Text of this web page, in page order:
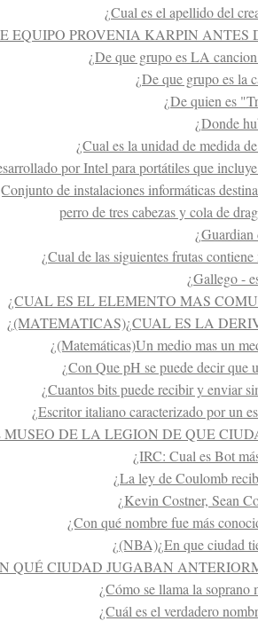
¿Cual es el apellido del
EQUIPO PROVENIA KARPIN
¿De que grupo es LA
¿De que grupo es la
¿De quien es
¿Donde
¿Cual es la unidad de medida
por Intel para portátiles que
de instalaciones informáticas
perro de tres cabezas y cola de
¿Guardian
¿Cual de las siguientes frutas
¿Gallego -
¿CUAL ES EL ELEMENTO MAS
¿(MATEMATICAS)¿CUAL ES LA
¿(Matemáticas)Un medio mas un
¿Con Que pH se puede decir que
¿Cuantos bits puede recibir y enviar
¿Escritor italiano caracterizado por un
MUSEO DE LA LEGION DE QUE
¿IRC: Cual es Bot
¿La ley de Coulomb
¿Kevin Costner, Sean
¿Con qué nombre fue más
¿(NBA)¿En que ciudad
QUÉ CIUDAD JUGABAN
¿Cómo se llama la
¿Cuál es el verdadero